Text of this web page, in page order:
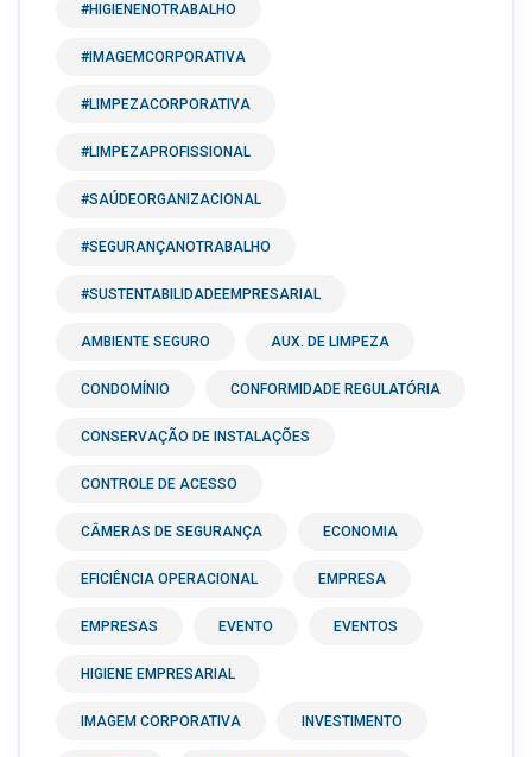
#HIGIENENOTRABALHO
#IMAGEMCORPORATIVA
#LIMPEZACORPORATIVA
#LIMPEZAPROFISSIONAL
#SAÚDEORGANIZACIONAL
#SEGURANÇANOTRABALHO
#SUSTENTABILIDADEEMPRESARIAL
AMBIENTE SEGURO AUX. DE LIMPEZA
CONDOMÍNIO CONFORMIDADE REGULATÓRIA
CONSERVAÇÃO DE INSTALAÇÕES
CONTROLE DE ACESSO
CÂMERAS DE SEGURANÇA ECONOMIA
EFICIÊNCIA OPERACIONAL EMPRESA
EMPRESAS EVENTO EVENTOS
HIGIENE EMPRESARIAL
IMAGEM CORPORATIVA INVESTIMENTO